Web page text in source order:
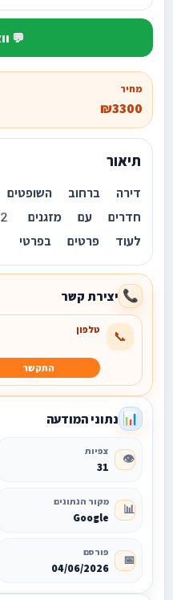
💬
מחיר
₪3300
תיאור
לעוד פרטים בפרטי
📞 יצירת קשר
📞 טלפון
התקשר
📊 נתוני המודעה
👁️ צפיות
31
📊 מקור הנתונים
Google
📅 פורסם
04/06/2026